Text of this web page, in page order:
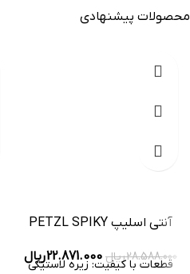
محصولات پیشنهادی
آنتی اسلیپ PETZL SPIKY
28.588.000ریال 22.871.000ریال
قطعات با کیفیت: زیره لاستیکی